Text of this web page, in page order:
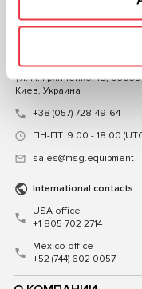
ул. Н. Гринченко, 18, 03039
Киев, Украина
+38 (057) 728-49-64
ПН-ПТ: 9:00 - 18:00
sales@msg.equipment
International contacts
USA office
+1 805 702 2714
Mexico office
+52 (744) 602 0057